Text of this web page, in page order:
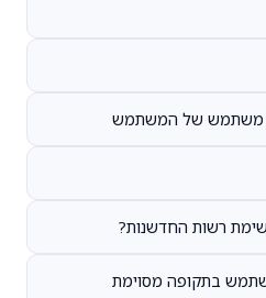
משתמש של המשתמש
רשות החדשנות?
בתקופה מסוימת